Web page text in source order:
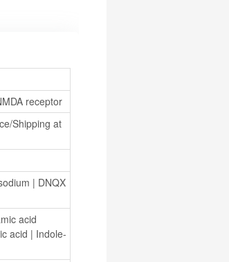
receptor
Shipping at
| DNQX
acid
acid | Indole-